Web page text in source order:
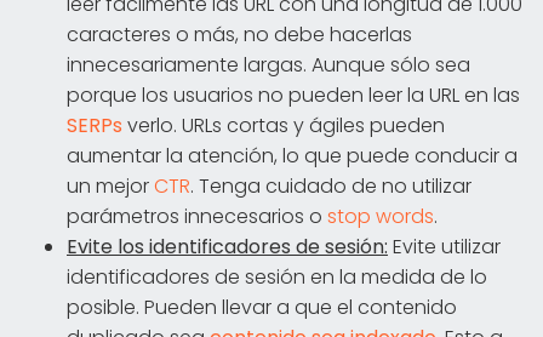
caracteres o más, no debe hacerlas
innecesariamente largas. Aunque sólo sea
porque los usuarios no pueden leer la URL en las
SERPs verlo. URLs cortas y ágiles pueden
aumentar la atención, lo que puede conducir a
un mejorCTR. Tenga cuidado de no utilizar
parámetros innecesarios o stop words.
Evite los identificadores de sesión: Evite utilizar
identificadores de sesión en la medida de lo
posible. Pueden llevar a que el contenido